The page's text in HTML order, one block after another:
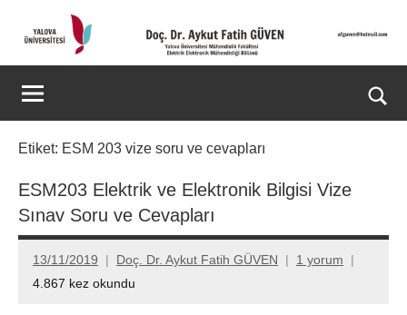
Doç.
Dr.
Aykut
Fatih
GÜVEN-
World's
top
Web
Sitesi
Etiket: ESM 203 vize soru ve cevapları
ESM203 Elektrik ve Elektronik Bilgisi Vize
Sınav Soru ve Cevapları
13/11/2019 Doç. Dr. Aykut Fatih GÜVEN
1 yorum
4.867 kez okundu